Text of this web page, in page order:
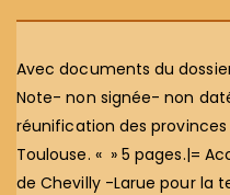
Avec documents du dossier
Note- non signée- non
réunification des
Toulouse. « » 5 pages.|=
de Chevilly -Larue pour la